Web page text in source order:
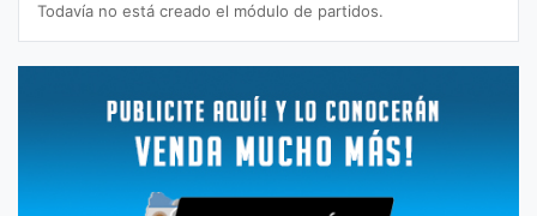
Todavía no está creado el módulo de partidos.